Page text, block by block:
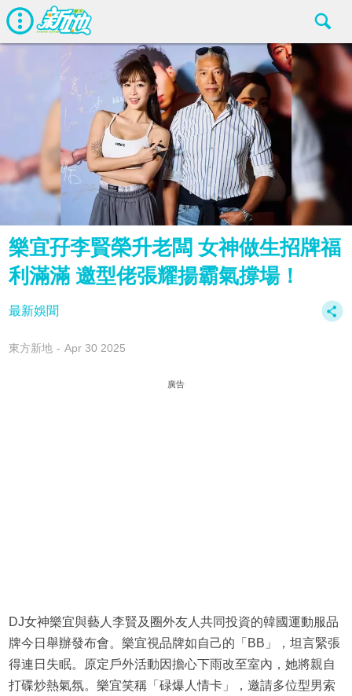
樂宜孖李賢榮升老闆 女神做生招牌福
利滿滿 邀型佬張耀揚霸氣撐場！
最新娛聞
東方新地 Apr 30 2025
廣告
DJ女神樂宜與藝人李賢及圈外友人共同投資的韓國運動服品
牌今日舉辦發布會。樂宜視品牌如自己的「BB」，坦言緊張
得連日失眠。原定戶外活動因擔心下雨改至室內，她將親自
打碟炒熱氣氛。樂宜笑稱「碌爆人情卡」，邀請多位型男索